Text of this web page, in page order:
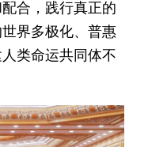
合，践行真正的
界多极化、普惠
类命运共同体不